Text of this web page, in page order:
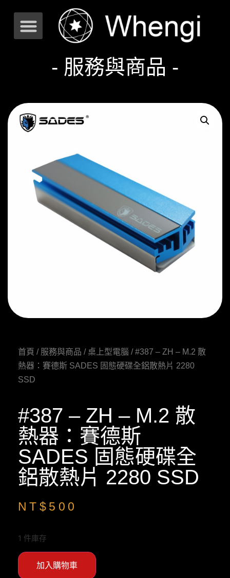
- 服務與商品 -
首頁 / 服務與商品 / 桌上型電腦 / #387 – ZH – M.2 散
熱器：賽德斯 SADES 固態硬碟全鋁散熱片 2280
SSD
#387 – ZH – M.2 散
熱器：賽德斯
SADES 固態硬碟全
鋁散熱片 2280 SSD
NT$ 500
1 件庫存
加入購物車